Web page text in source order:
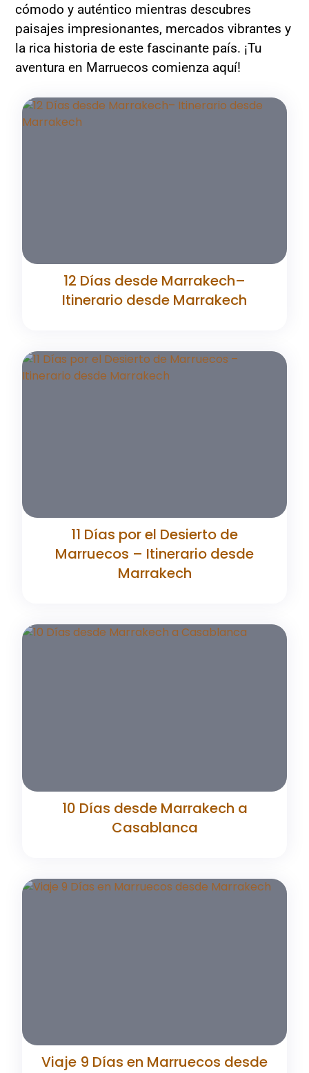
cómodo y auténtico mientras descubres
paisajes impresionantes, mercados vibrantes y
la rica historia de este fascinante país. ¡Tu
aventura en Marruecos comienza aquí!
12 Días desde Marrakech–
Itinerario desde Marrakech
11 Días por el Desierto de
Marruecos – Itinerario desde
Marrakech
10 Días desde Marrakech a
Casablanca
Viaje 9 Días en Marruecos desde